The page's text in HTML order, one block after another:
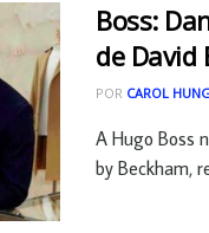
Boss:
de David
POR CAROL
A Hugo Boss
by Beckham,